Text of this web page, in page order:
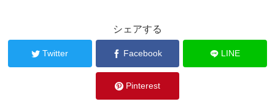
シェアする
Twitter Facebook LINE
Pinterest